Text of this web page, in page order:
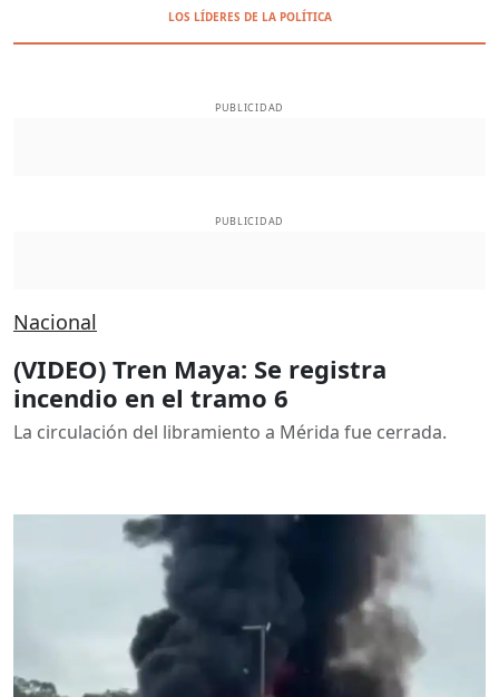
LOS LÍDERES DE LA POLÍTICA
PUBLICIDAD
PUBLICIDAD
Nacional
(VIDEO) Tren Maya: Se registra
incendio en el tramo 6
La circulación del libramiento a Mérida fue cerrada.